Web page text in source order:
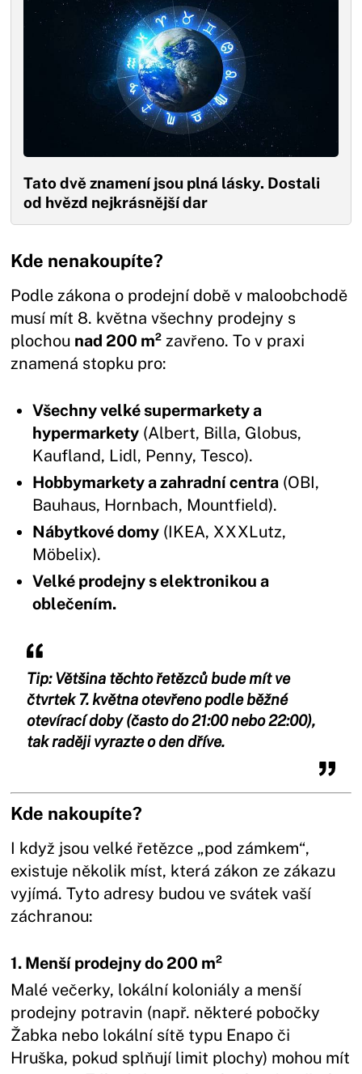
Tato dvě znamení jsou plná lásky. Dostali
od hvězd nejkrásnější dar
Kde nenakoupíte?
Podle zákona o prodejní době v maloobchodě
musí mít 8. května všechny prodejny s
plochou nad 200 m² zavřeno. To v praxi
znamená stopku pro:
Všechny velké supermarkety a
hypermarkety (Albert, Billa, Globus,
Kaufland, Lidl, Penny, Tesco).
Hobbymarkety a zahradní centra (OBI,
Bauhaus, Hornbach, Mountfield).
Nábytkové domy (IKEA, XXXLutz,
Möbelix).
Velké prodejny s elektronikou a
oblečením.
Tip:Většina těchto řetězců bude mít ve
čtvrtek 7. května otevřeno podle běžné
otevírací doby (často do 21:00 nebo 22:00),
tak raději vyrazte o den dříve.
Kde nakoupíte?
I když jsou velké řetězce „pod zámkem“,
existuje několik míst, která zákon ze zákazu
vyjímá. Tyto adresy budou ve svátek vaší
záchranou:
1. Menší prodejny do 200 m²
Malé večerky, lokální koloniály a menší
prodejny potravin (např. některé pobočky
Žabka nebo lokální sítě typu Enapo či
Hruška, pokud splňují limit plochy) mohou mít